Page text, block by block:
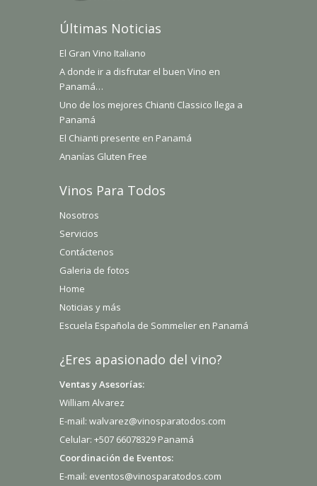
Últimas Noticias
El Gran Vino Italiano
A donde ir a disfrutar el buen Vino en
Panamá…
Uno de los mejores Chianti Classico llega a
Panamá
El Chianti presente en Panamá
Ananías Gluten Free
Vinos Para Todos
Nosotros
Servicios
Contáctenos
Galeria de fotos
Home
Noticias y más
Escuela Española de Sommelier en Panamá
¿Eres apasionado del vino?
Ventas y Asesorías:
William Alvarez
E-mail: walvarez@vinosparatodos.com
Celular: +507 66078329 Panamá
Coordinación de Eventos:
E-mail: eventos@vinosparatodos.com